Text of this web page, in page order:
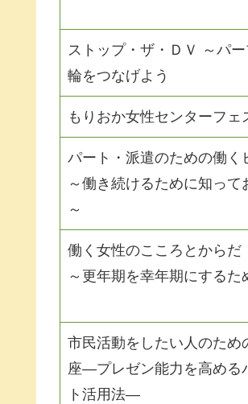
ストップ・ザ・ＤＶ ～パ
輪をつなげよう
もりおか女性センターフェ
パート・派遣のための働く
～働き続けるために知って
～
働く女性のこころとからだ
～更年期を幸年期にするた
市民活動をしたい人のため
座―プレゼン能力を高める
ト活用法―